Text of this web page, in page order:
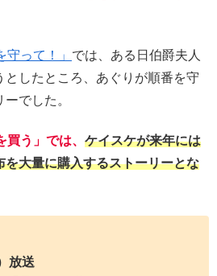
って！」 では、ある日伯爵夫人
としたところ、あぐりが順番を守
でした。
う」では、 ケイスケが来年には
を大量に購入するストーリーとな
放送